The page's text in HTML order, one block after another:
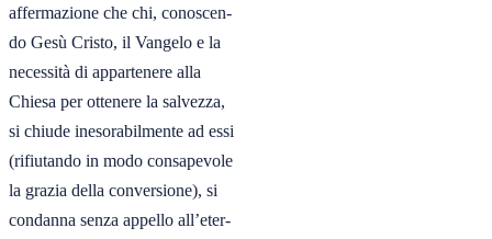
affermazione che chi, conoscen-
do Gesù Cristo, il Vangelo e la
necessità di appartenere alla
Chiesa per ottenere la salvezza,
si chiude inesorabilmente ad essi
(rifiutando in modo consapevole
la grazia della conversione), si
condanna senza appello all’eter-